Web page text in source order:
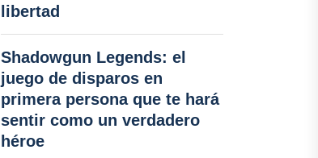
libertad
Shadowgun Legends: el
juego de disparos en
primera persona que te hará
sentir como un verdadero
héroe